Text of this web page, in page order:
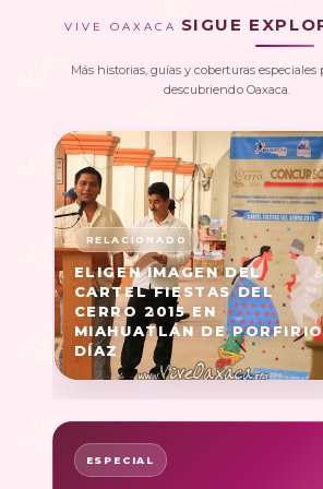
VIVE OAXACA SIGUE
Más historias, guías y coberturas especiales
descubriendo Oaxaca.
ELIGEN IMAGEN DEL
CARTEL FIESTAS DEL
CERRO 2015 EN
MIAHUATLÁN DE PORFIRIO
DÍAZ
ESPECIAL